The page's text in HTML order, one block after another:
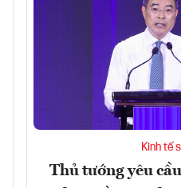
Kinh tế
Thủ tướng yêu